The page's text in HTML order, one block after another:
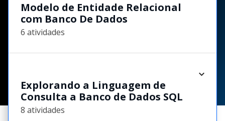
Modelo de Entidade Relacional
com Banco De Dados
6 atividades
Explorando a Linguagem de
Consulta a Banco de Dados SQL
8 atividades